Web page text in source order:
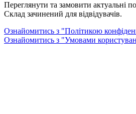
Переглянути та замовити актуальні
Склад зачинений для відвідувачів.
Ознайомитись з "Політикою
Ознайомитись з "Умовами